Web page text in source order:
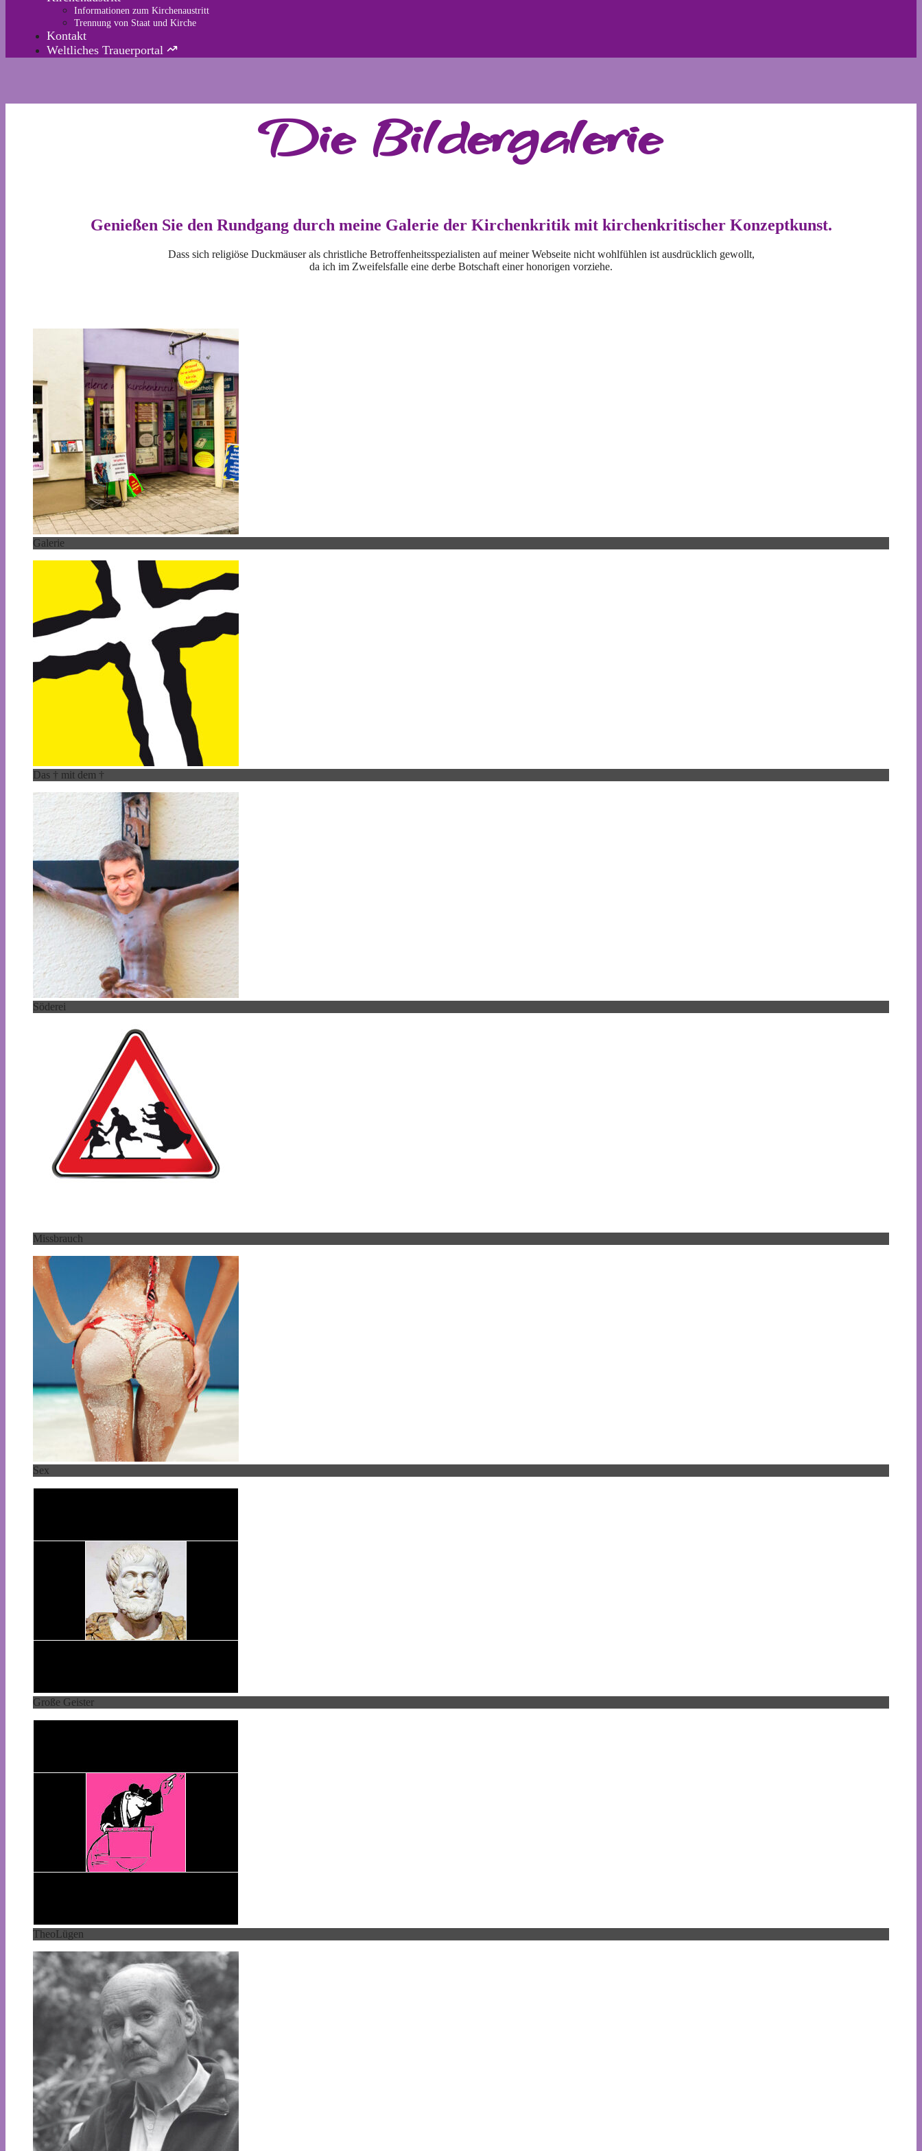
Informationen zum Kirchenaustritt
Trennung von Staat und Kirche
Kontakt
Weltliches Trauerportal
Die Bildergalerie
Genießen Sie den Rundgang durch meine Galerie der Kirchenkritik mit kirchenkritischer Konzeptkunst.
Dass sich religiöse Duckmäuser als christliche Betroffenheitsspezialisten auf meiner Webseite nicht wohlfühlen ist ausdrücklich gewollt,
da ich im Zweifelsfalle eine derbe Botschaft einer honorigen vorziehe.
Galerie
Das † mit dem †
Söderei
Missbrauch
Sex
Große Geister
TheoLügen